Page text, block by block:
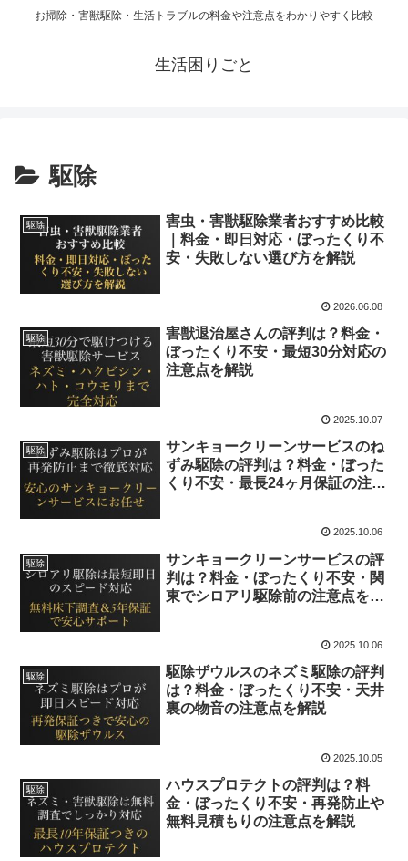
お掃除・害獣駆除・生活トラブルの料金や注意点をわかりやすく比較
生活困りごと
駆除
駆除
害虫・害獣駆除業者おすすめ比較
｜料金・即日対応・ぼったくり不
安・失敗しない選び方を解説
2026.06.08
駆除
害獣退治屋さんの評判は？料金・
ぼったくり不安・最短30分対応の
注意点を解説
2025.10.07
駆除
サンキョークリーンサービスのね
ずみ駆除の評判は？料金・ぼった
くり不安・最長24ヶ月保証の注意
2025.10.06
駆除
サンキョークリーンサービスの評
判は？料金・ぼったくり不安・関
東でシロアリ駆除前の注意点を解
2025.10.06
駆除
駆除ザウルスのネズミ駆除の評判
は？料金・ぼったくり不安・天井
裏の物音の注意点を解説
2025.10.05
駆除
ハウスプロテクトの評判は？料
金・ぼったくり不安・再発防止や
無料見積もりの注意点を解説